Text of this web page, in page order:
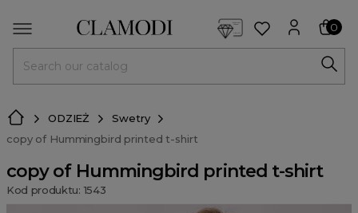
0
ODZIEŻ
Swetry
copy of Hummingbird printed t-shirt
copy of Hummingbird printed t-shirt
Kod produktu: 1543